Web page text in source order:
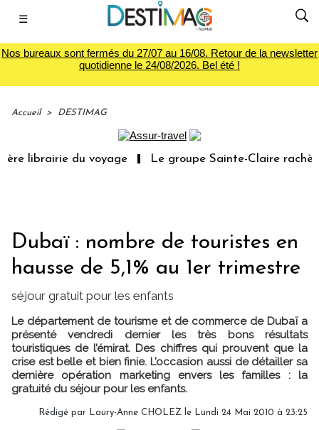
☰
Nos bureaux sont fermés du 27/07 au 16/08. Retour de la newsletter
quotidienne le 24/08/2026. Bel été !
Accueil > DESTIMAG
librairie du voyage Le groupe Sainte-Claire rachète
Dubaï : nombre de touristes en
hausse de 5,1% au 1er trimestre
séjour gratuit pour les enfants
Le département de tourisme et de commerce de Dubaï a
présenté vendredi dernier les très bons résultats
touristiques de l’émirat. Des chiffres qui prouvent que la
crise est belle et bien finie. L’occasion aussi de détailler sa
dernière opération marketing envers les familles : la
gratuité du séjour pour les enfants.
Rédigé par Laury-Anne CHOLEZ le Lundi 24 Mai 2010 à 23:25